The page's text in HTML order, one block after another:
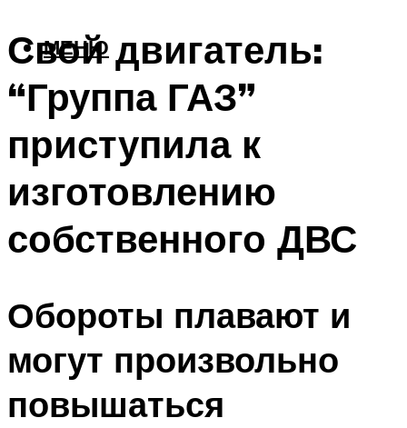
МЕНЮ
Свой двигатель:
“Группа ГАЗ”
приступила к
изготовлению
собственного ДВС
Обороты плавают и
могут произвольно
повышаться